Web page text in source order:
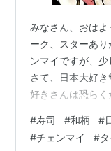
みなさん、おは
ーク、スターあ
ンマイですが、少
さて、日本大好
好きさんは恐ら
(^O^) 私は今タイ
が、今の先生もど
#寿司 #和柄 #
#チェンマイ #